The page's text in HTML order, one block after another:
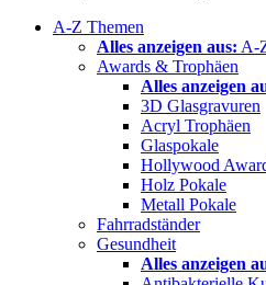
A-Z Themen
Alles anzeigen aus: A-
Awards & Trophäen
Alles anzeigen
3D Glasgravuren
Acryl Trophäen
Glaspokale
Hollywood
Holz Pokale
Metall Pokale
Fahrradständer
Gesundheit
Alles anzeigen